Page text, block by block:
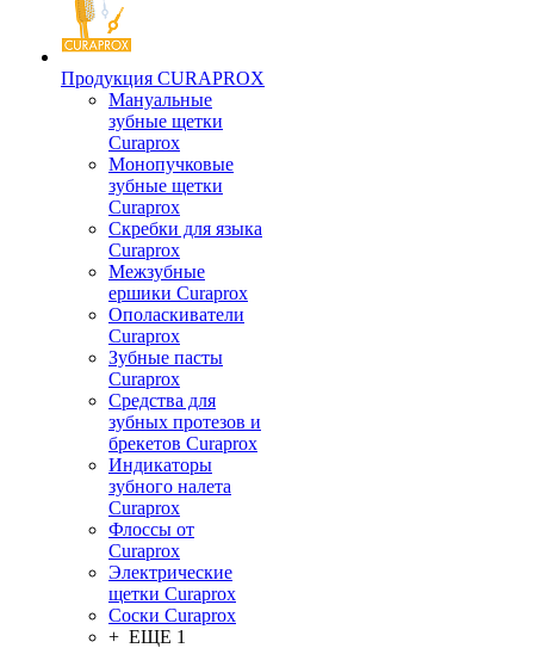
Продукция CURAPROX
Мануальные
зубные щетки
Curaprox
Монопучковые
зубные щетки
Curaprox
Скребки для языка
Curaprox
Межзубные
ершики Curaprox
Ополаскиватели
Curaprox
Зубные пасты
Curaprox
Средства для
зубных протезов и
брекетов Curaprox
Индикаторы
зубного налета
Curaprox
Флоссы от
Curaprox
Электрические
щетки Curaprox
Соски Curaprox
+ ЕЩЕ 1